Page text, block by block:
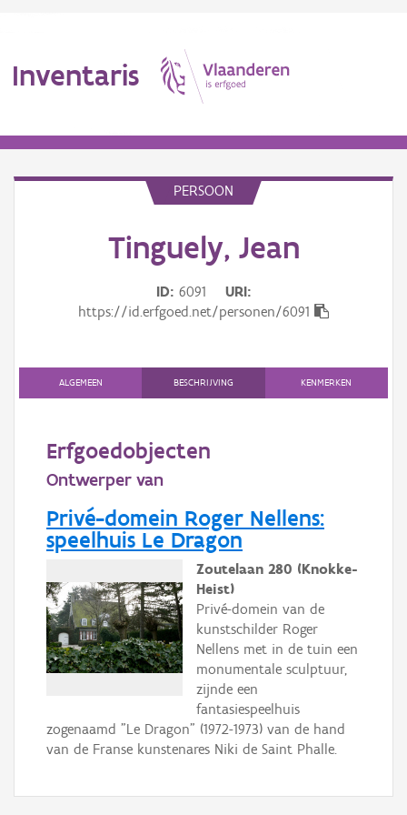
Inventaris
Waarneming
Hergebruik
Aanmelden
PERSOON
Tinguely, Jean
ID 6091
URI
https://id.erfgoed.net/personen/6091
ALGEMEEN BESCHRIJVING KENMERKEN
Erfgoedobjecten
Ontwerper van
Privé-domein Roger Nellens:
speelhuis Le Dragon
Zoutelaan 280 (Knokke-
Heist)
Privé-domein van de
kunstschilder Roger
Nellens met in de tuin een
monumentale sculptuur,
zijnde een
fantasiespeelhuis
zogenaamd "Le Dragon" (1972-1973) van de hand
van de Franse kunstenares Niki de Saint Phalle.